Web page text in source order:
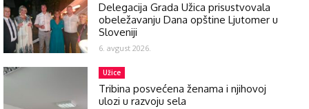
Delegacija Grada Užica prisustvovala
obeležavanju Dana opštine Ljutomer u
Sloveniji
6. avgust 2026.
Užice
Tribina posvećena ženama i njihovoj
ulozi u razvoju sela